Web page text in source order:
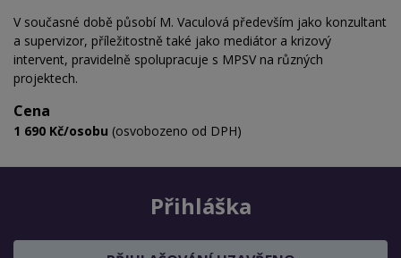
V současné době působí M. Vaculová především jako konzultant
a supervizor, příležitostně také jako mediátor a krizový
intervent, pravidelně spolupracuje s MPSV na různých
projektech.
Cena
1 690 Kč/osobu (osvobozeno od DPH)
Přihláška